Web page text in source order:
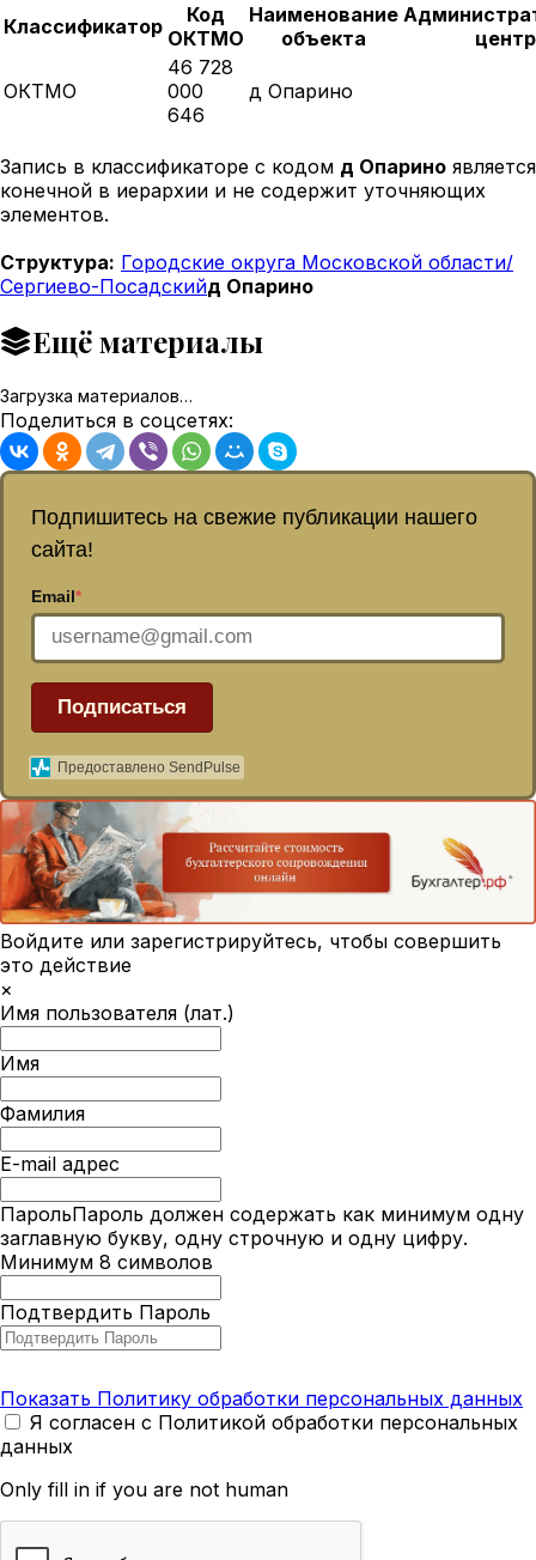
Классификатор
Код
ОКТМО
Наименование
объекта
центр
ОКТМО
46 728
000
646
д Опарино
Запись в классификаторе с кодом д Опарино является
конечной в иерархии и не содержит уточняющих
элементов.
Структура: Городские округа Московской области/
Сергиево-Посадскийд Опарино
Ещё материалы
Загрузка материалов…
Поделиться в соцсетях:
Подпишитесь на свежие публикации нашего
сайта!
Email*
Подписаться
Предоставлено SendPulse
Войдите или зарегистрируйтесь, чтобы совершить
это действие
×
Имя пользователя (лат.)
Имя
Фамилия
E-mail адрес
ПарольПароль должен содержать как минимум одну
заглавную букву, одну строчную и одну цифру.
Минимум 8 символов
Подтвердить Пароль
Показать Политику обработки персональных данных
Я согласен с Политикой обработки персональных
данных
Only fill in if you are not human